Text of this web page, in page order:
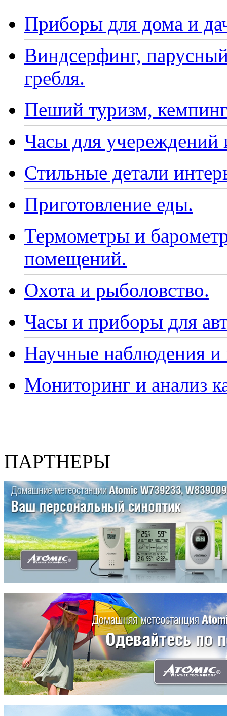
Приборы для дома и
Виндсерфинг,
гребля.
Пеший туризм,
Часы для учереждений
Стильные детали
Приготовление еды.
Термометры и
помещений.
Охота и рыболовство.
Часы и приборы для
Научные наблюдения и
Мониторинг и анализ
ПАРТНЕРЫ